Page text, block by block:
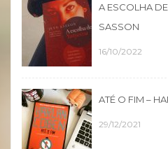
A ESCOLHA
SASSON
16/10/2022
ATÉ O FIM –
29/12/2021